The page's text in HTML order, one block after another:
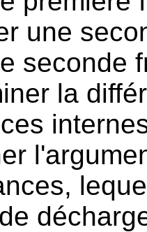
une
seconde
la